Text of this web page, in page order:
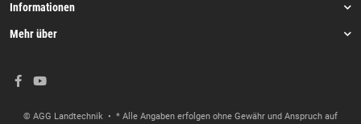
Informationen
Mehr über
© AGG Landtechnik • * Alle Angaben erfolgen ohne Gewähr und Anspruch auf